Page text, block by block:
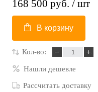
168 500 руб. / шт
В корзину
Кол-во:
Нашли дешевле
Рассчитать доставку